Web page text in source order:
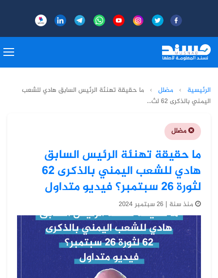
الرئيسية › مضلل › ما حقيقة تهنئة الرئيس السابق هادي للشعب
اليمني بالذكرى 62 لث...
مضلل
ما حقيقة تهنئة الرئيس السابق
هادي للشعب اليمني بالذكرى 62
لثورة 26 سبتمبر؟ فيديو متداول
منذ سنة | 26 سبتمبر 2024